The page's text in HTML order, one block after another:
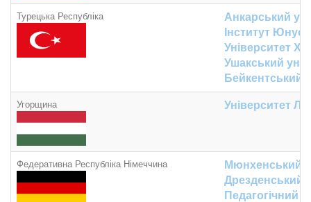
Турецька Республіка
Анкарський
Інститут
Університет
Ушакський
Бейкентський
Угорщина Університет
Федеративна Республіка Німеччина
Мюнхенський
Дрезденський
Педагогічний